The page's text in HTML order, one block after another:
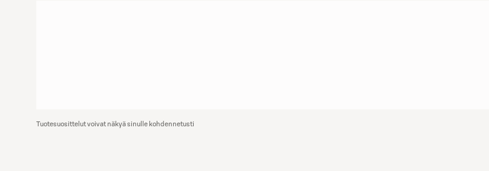
Tuotesuosittelut voivat näkyä sinulle kohdennetusti